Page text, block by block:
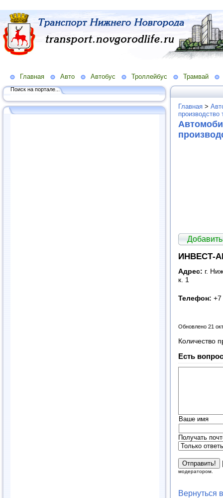
Главная Авто Автобус Троллейбус Трамвай
Поиск на портале...
Главная >
производство
ИНВЕСТ-
Адрес: г.
к. 1
Телефон: +7
Обновлено 21
Количество
Есть
Ваше имя
Получать
модератором.
Вернуться